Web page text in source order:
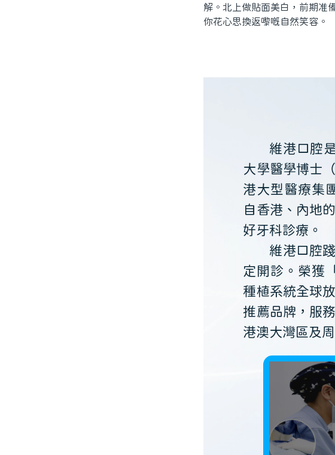
解。北上做貼面美白，前期准
你花心思換返嚟嘅自然笑容。
維港口腔
大學醫學博士
港大型醫療集
自香港、內地
好牙科診療。
維港口腔
定開診。榮獲
種植系統全球
推薦品牌，服
港澳大灣區及